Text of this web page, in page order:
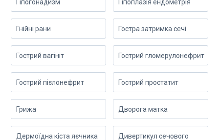
Гіпогонадизм Гіпоплазія ендометрія
Гнійні рани Гостра затримка сечі
Гострий вагініт Гострий гломерулонефрит
Гострий пієлонефрит Гострий простатит
Грижа Дворога матка
Дермоїдна кіста яєчника
Дивертикул сечового